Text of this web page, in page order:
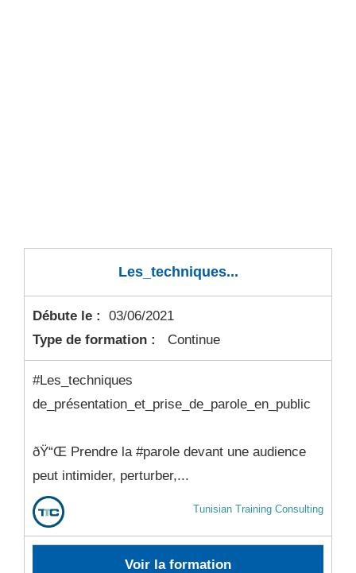
Les_techniques...
Débute le :
03/06/2021
Type de formation :
Continue
#Les_techniques
de_présentation_et_prise_de_parole_en_public
ðŸ“Œ Prendre la #parole devant une audience
peut intimider, perturber,...
Tunisian Training Consulting
Voir la formation